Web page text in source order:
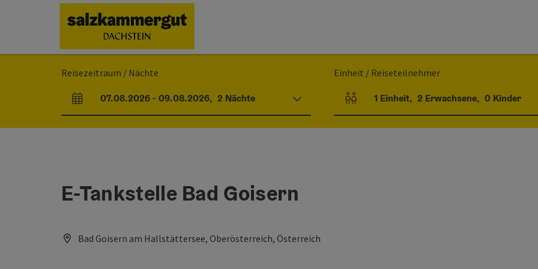
[0]
Zur Navigation[1]
Zum Seitenanfang
Reisezeitraum / Nächte
An- und Abreisefelder
07.08.2026- 09.08.2026, 2 Nächte
Einheit / Reiseteilnehmer
Einheitenanzahl und Personenfelder
1 Einheit, 2 Erwachsene, 0 Kinder
E-Tankstelle Bad Goisern
Bad Goisern am Hallstättersee, Oberösterreich, Österreich